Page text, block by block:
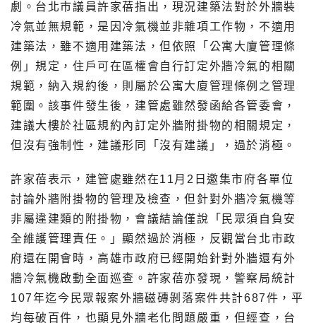
劇。台北市議員許家蓓指出，現況建築法對於外牆裝
冷氣並無規範，是因冷氣機並非雜項工作物，不適用
建築法，雖不適用建築法，但依照「公寓大廈管理條
例」規定，住戶可在區權會自行訂定外牆冷氣的相關
規範，納入規約後，則屬於公寓大廈管理條例之管理
範圍。該事件發生後，建管處雖然發函給各管委會，
建議大樓於社區規約內訂定外牆附掛物的相關規定，
但沒有強制性，建議形同「沒有建議」，過於消極。
許家蓓表示，建管處雖然在11月2日邀集市府各單位
討論外牆附掛物的管理及檢查，但針對外牆冷氣機等
非屬違建類的附掛物，會議結論僅說「民眾須自負安
全維護管理責任。」顯然過於消極，反觀當台北市政
府還在開會時，高雄市政府已經開始針對外牆還有外
牆冷氣機啟動全面巡查。許家蓓亦發現，警察局統計
107年迄今民眾報案外牆磁磚剝落案件共計687件，平
均每破百件，也顯見外牆老化問題嚴重，但經查，台